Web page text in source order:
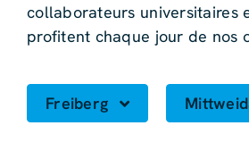
collaborateurs universitaires
profitent chaque jour de nos
Freiberg